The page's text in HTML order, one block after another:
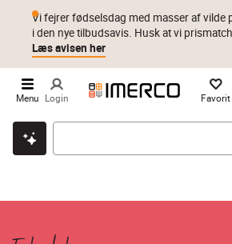
Klik & hent Byt i 1 år Prismatch
Vi fejrer fødselsdag med masser af vilde
i den nye tilbudsavis. Husk at vi
Læs avisen her
Menu Login Favorit